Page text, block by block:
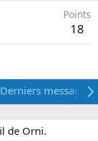
Points
18
Derniers messages
de Orni.